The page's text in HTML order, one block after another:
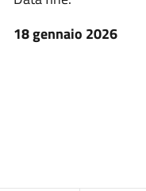
18 gennaio 2026